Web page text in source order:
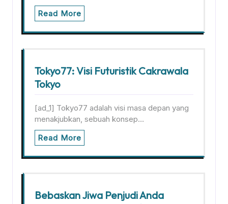
Read More
Tokyo77: Visi Futuristik Cakrawala
Tokyo
[ad_1] Tokyo77 adalah visi masa depan yang
menakjubkan, sebuah konsep…
Read More
Bebaskan Jiwa Penjudi Anda